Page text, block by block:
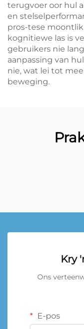
terugvoer oor hul
en
pros-tese
kognitiewe las is
gebruikers nie
aanpassing van
nie, wat lei tot
beweging.
Kry
Ons
E-pos